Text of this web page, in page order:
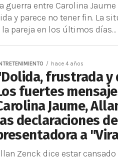
guerra entre Carolina
y parece no tener fin. La
la pareja en los últimos días...
hace 4 años
frustrada y
fuertes
Jaume,
declaraciones
a
Zenck dice estar